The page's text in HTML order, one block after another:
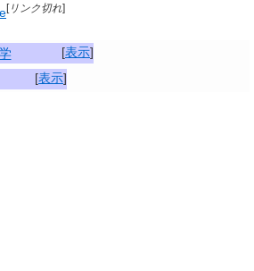
[リンク切れ]
[表示]
[表示]